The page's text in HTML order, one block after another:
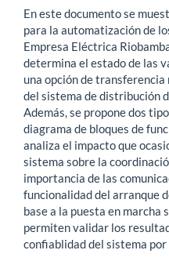
En este documento se
para la automatización de
Empresa Eléctrica
determina el estado de las
una opción de
del sistema de distribución
Además, se propone dos
diagrama de bloques de
analiza el impacto que
sistema sobre la
importancia de las
funcionalidad del arranque
base a la puesta en marcha
permiten validar los
confiablidad del sistema